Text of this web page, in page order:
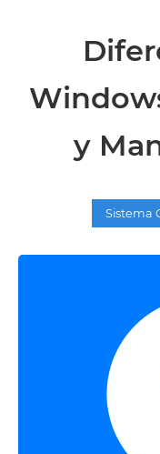
y
Sistema